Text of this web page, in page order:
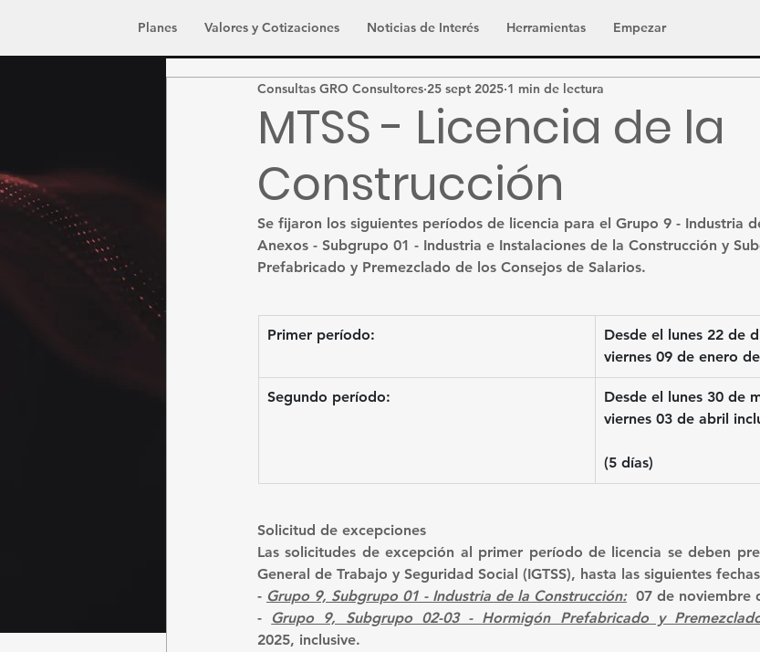
Planes Valores y Cotizaciones Noticias de Interés Herramientas Empezar
MTSS - Licencia de la
Construcción
Consultas GRO Consultores 25 sept 2025 1 min de lectura
Se fijaron los siguientes períodos de licencia para el Grupo 9 - Industria
Anexos - Subgrupo 01 - Industria e Instalaciones de la Construcción y
Prefabricado y Premezclado de los Consejos de Salarios.
Primer período: Desde el lunes 22 de
viernes 09 de enero
Segundo período: Desde el lunes 30 de
viernes 03 de abril
(5 días)
Solicitud de excepciones
Las solicitudes de excepción al primer período de licencia se deben
General de Trabajo y Seguridad Social (IGTSS), hasta las siguientes
- Grupo 9, Subgrupo 01 - Industria de la Construcción: 07 de noviembre
- Grupo 9, Subgrupo 02-03 - Hormigón Prefabricado y
2025, inclusive.